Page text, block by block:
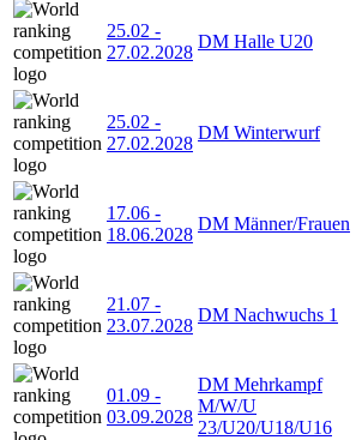
25.02 -
27.02.2028
DM Halle U20
25.02 -
27.02.2028
DM Winterwurf
17.06 -
18.06.2028
DM Männer/Frauen
21.07 -
23.07.2028
DM Nachwuchs 1
01.09 -
03.09.2028
DM Mehrkampf
M/W/U
23/U20/U18/U16